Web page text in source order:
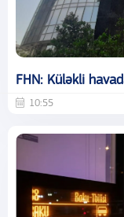
FHN: Küləkli
10:55